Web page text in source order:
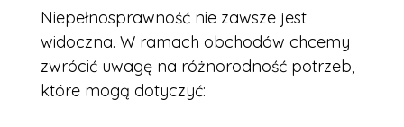
Niepełnosprawność nie zawsze jest
widoczna. W ramach obchodów chcemy
zwrócić uwagę na różnorodność potrzeb,
które mogą dotyczyć: